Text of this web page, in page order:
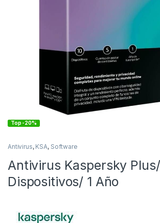
Top -20%
Antivirus, KSA, Software
Antivirus Kaspersky
Dispositivos/ 1 Año